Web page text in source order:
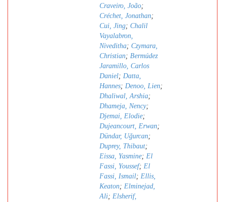
Craveiro, João;
Créchet, Jonathan;
Cui, Jing; Chalil
Vayalabron,
Niveditha; Czymara,
Christian; Bermúdez
Jaramillo, Carlos
Daniel; Datta,
Hannes; Denoo, Lien;
Dhaliwal, Arshia;
Dhameja, Nency;
Djemai, Elodie;
Dujeancourt, Erwan;
Dündar, Uǧurcan;
Duprey, Thibaut;
Eissa, Yasmine; El
Fassi, Youssef; El
Fassi, Ismail; Ellis,
Keaton; Elminejad,
Ali; Elsherif,